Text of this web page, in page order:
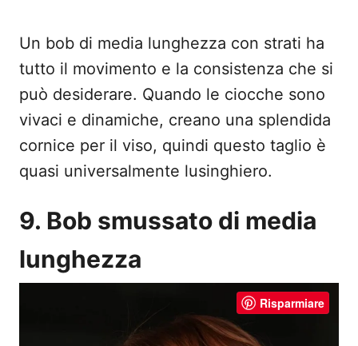
Un bob di media lunghezza con strati ha
tutto il movimento e la consistenza che si
può desiderare. Quando le ciocche sono
vivaci e dinamiche, creano una splendida
cornice per il viso, quindi questo taglio è
quasi universalmente lusinghiero.
9. Bob smussato di media
lunghezza
Risparmiare